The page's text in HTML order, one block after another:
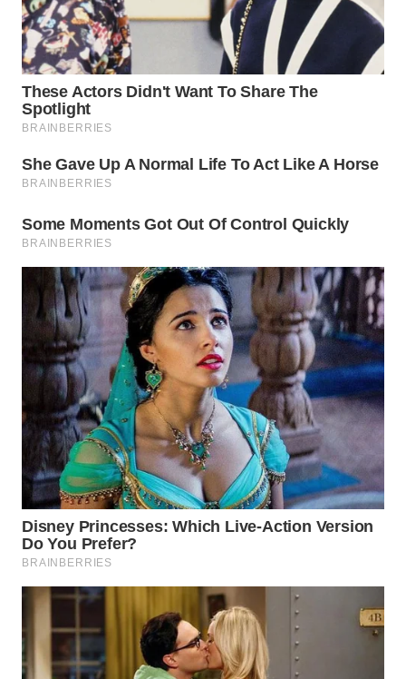
WN
LABUHANBATU
WN
TAPANULI
WN DELI
TEBING
TINGGI
WN
PAKPAK
WN
KARAWANG
WN
BEKASI
WN
BOGOR
DEPOK